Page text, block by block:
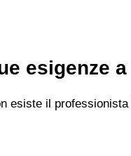
esigenze a
esiste il